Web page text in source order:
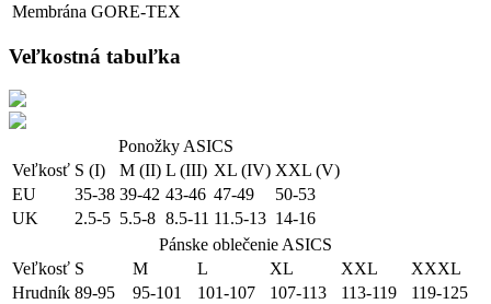
Membrána GORE-TEX
Veľkostná tabuľka
Ponožky ASICS
Veľkosť S (I) M (II) L (III) XL (IV) XXL (V)
EU
35-38 39-42 43-46 47-49
50-53
UK
2.5-5 5.5-8 8.5-11 11.5-13 14-16
Pánske oblečenie ASICS
Veľkosť S M L XL XXL
XXXL
Hrudník 89-95 95-101 101-107 107-113 113-119
119-125